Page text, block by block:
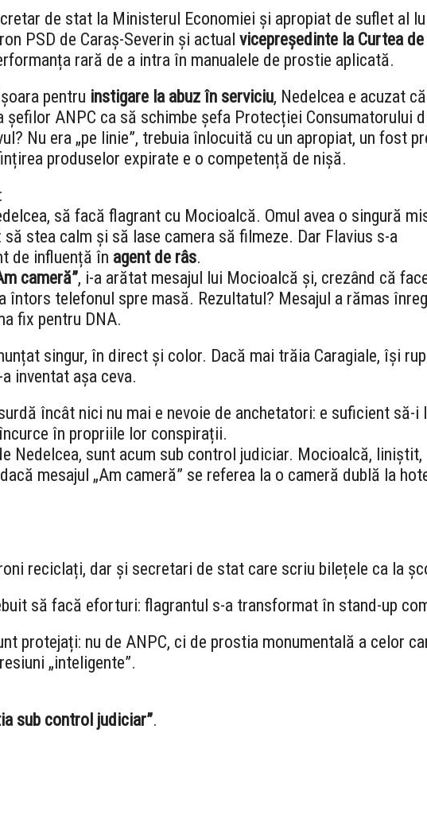
de stat la Ministerul Economiei și apropiat de suflet al
PSD de Caraș-Severin și actual vicepreședinte la Curtea de
rară de a intra în manualele de prostie aplicată.
pentru instigare la abuz în serviciu, Nedelcea e acuzat
șefilor ANPC ca să schimbe șefa Protecției Consumatorului
Nu era „pe linie”, trebuia înlocuită cu un apropiat, un fost
produselor expirate e o competență de nișă.
să facă flagrant cu Mocioalcă. Omul avea o singură
să stea calm și să lase camera să filmeze. Dar Flavius s-a
de influență în agent de râs.
cameră”, i-a arătat mesajul lui Mocioalcă și, crezând că
întors telefonul spre masă. Rezultatul? Mesajul a rămas
fix pentru DNA.
singur, în direct și color. Dacă mai trăia Caragiale, își
inventat așa ceva.
încât nici nu mai e nevoie de anchetatori: e suficient să-i
în propriile lor conspirații.
Nedelcea, sunt acum sub control judiciar. Mocioalcă, liniștit,
mesajul „Am cameră” se referea la o cameră dublă la
reciclați, dar și secretari de stat care scriu bilețele ca la
să facă eforturi: flagrantul s-a transformat în stand-up
protejați: nu de ANPC, ci de prostia monumentală a celor
„inteligente”.
sub control judiciar”.